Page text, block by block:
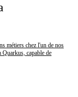
métiers chez l'un de nos
capable de